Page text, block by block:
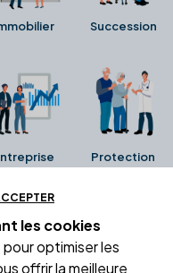
Succession
Protection
de la fiche Google
ni été collectés ni
les cookies
optimiser les
offrir la meilleure